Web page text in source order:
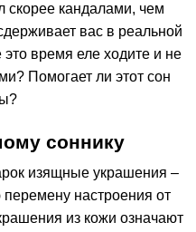
скорее кандалами, чем
вас в реальной
время еле ходите и не
Помогает ли этот сон
соннику
изящные украшения –
настроения от
из кожи означают